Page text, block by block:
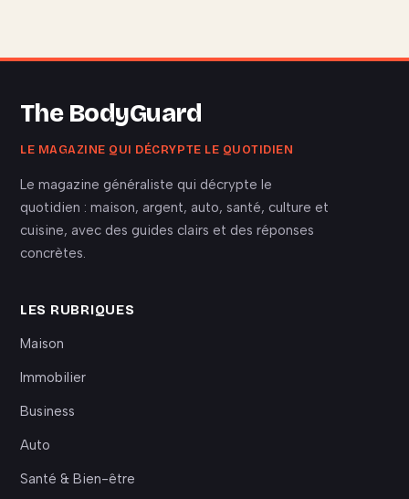
The BodyGuard
LE MAGAZINE QUI DÉCRYPTE LE QUOTIDIEN
Le magazine généraliste qui décrypte le
quotidien : maison, argent, auto, santé, culture et
cuisine, avec des guides clairs et des réponses
concrètes.
LES RUBRIQUES
Maison
Immobilier
Business
Auto
Santé & Bien-être